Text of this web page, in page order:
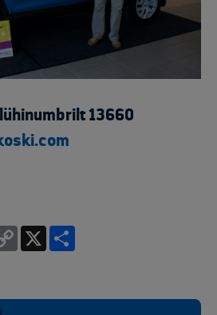
13660
Copy